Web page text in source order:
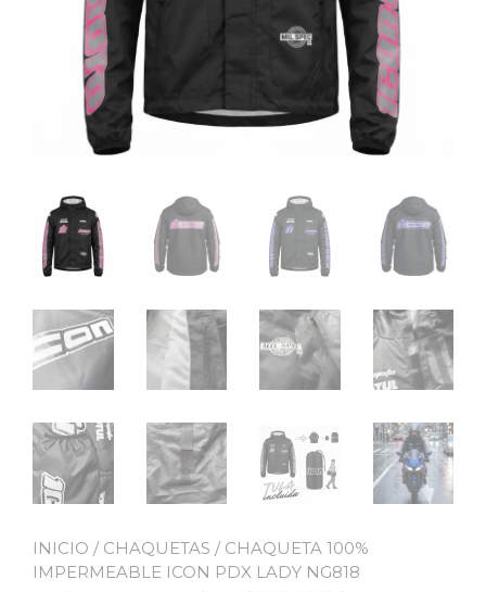
INICIO / CHAQUETAS / CHAQUETA 100%
IMPERMEABLE ICON PDX LADY NG818